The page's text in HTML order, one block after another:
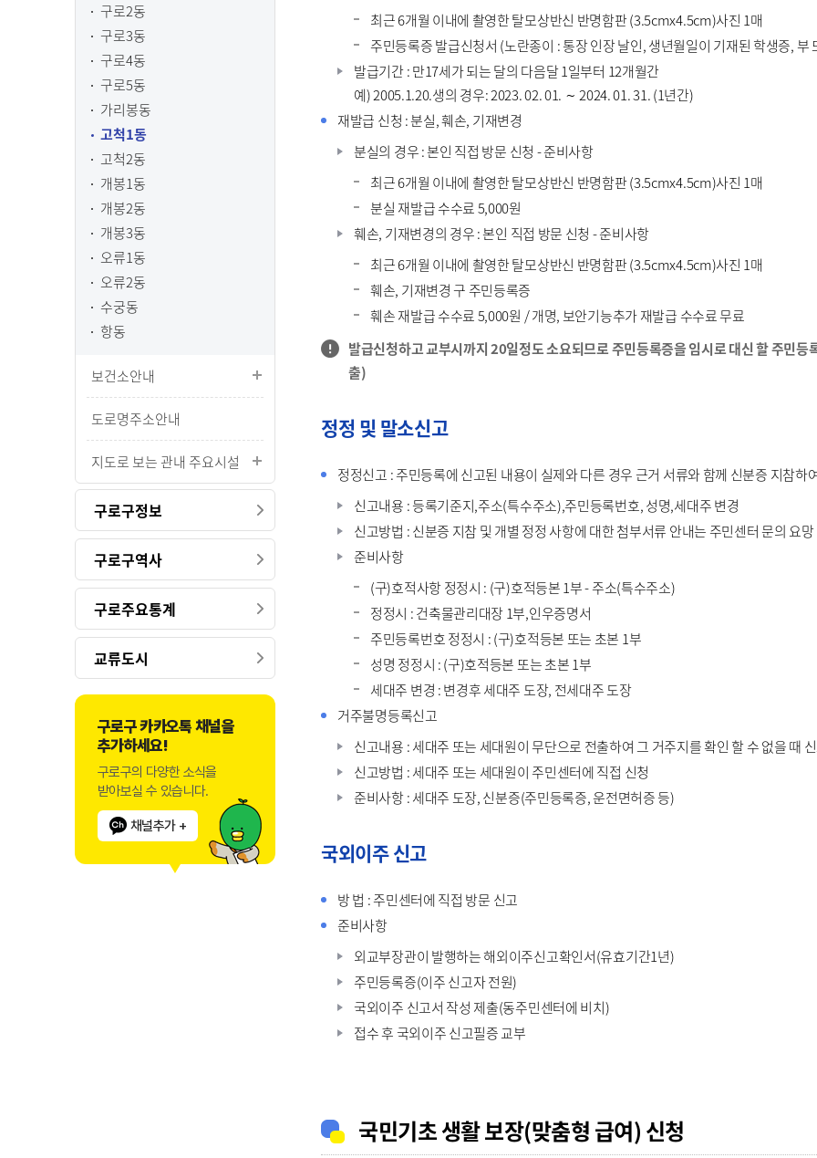
구로2동
구로3동
구로4동
구로5동
가리봉동
고척1동
고척2동
개봉1동
개봉2동
개봉3동
오류1동
오류2동
수궁동
항동
보건소안내
도로명주소안내
지도로 보는 관내 주요시설
구로구정보
구로구역사
구로주요통계
교류도시
구로구 카카오톡 채널을
추가하세요!
구로구의 다양한 소식을
받아보실 수 있습니다.
채널추가 +
최근 6개월 이내에 촬영한 탈모상반신 반명함판 (3.5cmx4.5cm)사진 1매
주민등록증 발급신청서 (노란종이 : 통장 인장 날인, 생년월일이 기재된 학생증, 부
발급기간 : 만17세가 되는 달의 다음달 1일부터 12개월간
예) 2005.1.20.생의 경우: 2023. 02. 01. ∼ 2024. 01. 31. (1년간)
재발급 신청 : 분실, 훼손, 기재변경
분실의 경우 : 본인 직접 방문 신청 - 준비사항
최근 6개월 이내에 촬영한 탈모상반신 반명함판 (3.5cmx4.5cm)사진 1매
분실 재발급 수수료 5,000원
훼손, 기재변경의 경우 : 본인 직접 방문 신청 - 준비사항
최근 6개월 이내에 촬영한 탈모상반신 반명함판 (3.5cmx4.5cm)사진 1매
훼손, 기재변경 구 주민등록증
훼손 재발급 수수료 5,000원 / 개명, 보안기능추가 재발급 수수료 무료
발급신청하고 교부시까지 20일정도 소요되므로 주민등록증을 임시로 대신 할 주민
출)
정정 및 말소신고
정정신고 : 주민등록에 신고된 내용이 실제와 다른 경우 근거 서류와 함께 신분증 지참하
신고내용 : 등록기준지,주소(특수주소),주민등록번호, 성명,세대주 변경
신고방법 : 신분증 지참 및 개별 정정 사항에 대한 첨부서류 안내는 주민센터 문의 요망
준비사항
(구)호적사항 정정시 : (구)호적등본 1부 - 주소(특수주소)
정정시 : 건축물관리대장 1부,인우증명서
주민등록번호 정정시 : (구)호적등본 또는 초본 1부
성명 정정시 : (구)호적등본 또는 초본 1부
세대주 변경 : 변경후 세대주 도장, 전세대주 도장
거주불명등록신고
신고내용 : 세대주 또는 세대원이 무단으로 전출하여 그 거주지를 확인 할 수 없을 때
신고방법 : 세대주 또는 세대원이 주민센터에 직접 신청
준비사항 : 세대주 도장, 신분증(주민등록증, 운전면허증 등)
국외이주 신고
방 법 : 주민센터에 직접 방문 신고
준비사항
외교부장관이 발행하는 해외이주신고확인서(유효기간1년)
주민등록증(이주 신고자 전원)
국외이주 신고서 작성 제출(동주민센터에 비치)
접수 후 국외이주 신고필증 교부
국민기초 생활 보장(맞춤형 급여) 신청